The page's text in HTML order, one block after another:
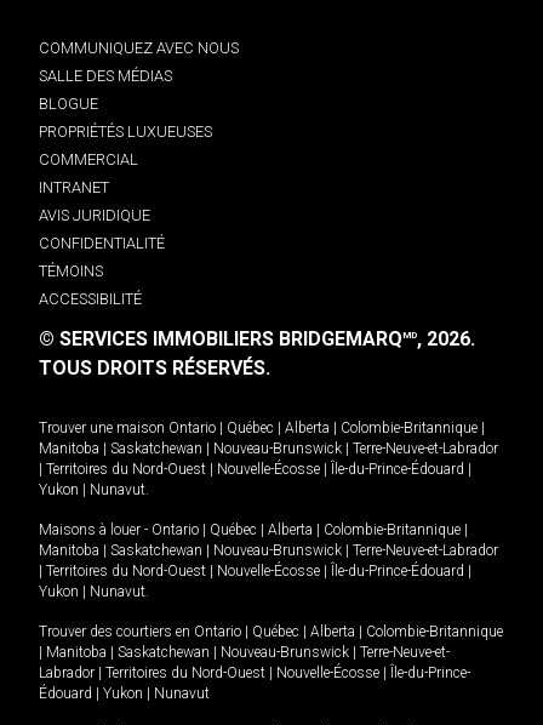
COMMUNIQUEZ AVEC NOUS
SALLE DES MÉDIAS
BLOGUE
PROPRIÉTÉS LUXUEUSES
COMMERCIAL
INTRANET
AVIS JURIDIQUE
CONFIDENTIALITÉ
TÉMOINS
ACCESSIBILITÉ
© SERVICES IMMOBILIERS BRIDGEMARQMD, 2026.
TOUS DROITS RÉSERVÉS.
Trouver une maison Ontario Québec Alberta Colombie-Britannique
Manitoba
Saskatchewan Nouveau-Brunswick
Terre-Neuve-et-Labrador
Territoires du Nord-Ouest Nouvelle-Écosse Île-du-Prince-Édouard
Yukon
Nunavut.
Maisons à louer - Ontario Québec Alberta Colombie-Britannique
Manitoba
Saskatchewan Nouveau-Brunswick
Terre-Neuve-et-Labrador
Territoires du Nord-Ouest Nouvelle-Écosse Île-du-Prince-Édouard
Yukon
Nunavut.
Trouver des courtiers en Ontario Québec Alberta
Colombie-Britannique
Manitoba Saskatchewan Nouveau-Brunswick
Terre-Neuve-et-
Labrador
Territoires du Nord-Ouest Nouvelle-Écosse
Île-du-Prince-
Édouard
Yukon Nunavut